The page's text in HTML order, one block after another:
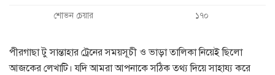
শোভন চেয়ার ১৭০
পীরগাছা টু সান্তাহার ট্রেনের সময়সূচী ও ভাড়া তালিকা নিয়েই ছিলো
আজকের লেখাটি। যদি আমরা আপনাকে সঠিক তথ্য দিয়ে সাহায্য করে